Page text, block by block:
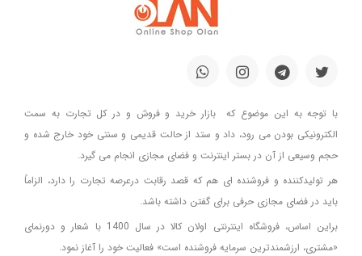
با توجه به این موضوع که بازار خرید و فروش و در کل تجارت به سمت
الکترونیکی بودن می رود، داد و ستد از حالت قدیمی و سنتی خود خارج شده و
حجم وسیعی از آن در بستر اینترنت و فضای مجازی انجام می گیرد.
هر تولیدکننده و فروشنده ای هم که قصد رقابت درعرصه تجارت را دارد، الزاماً
باید در فضای مجازی حرفی برای گفتن داشته باشد.
براین اساس، فروشگاه اینترنتی اولان کالا در سال 1400 با شعار و دورنمای
«مشتری، ارزشمندترین سرمایه فروشنده است» فعالیت خود را آغاز نمود.